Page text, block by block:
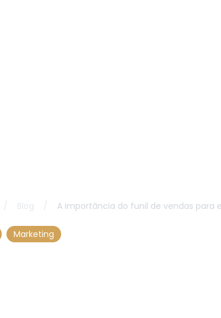
/ Blog / A importância do funil de vendas para
Marketing